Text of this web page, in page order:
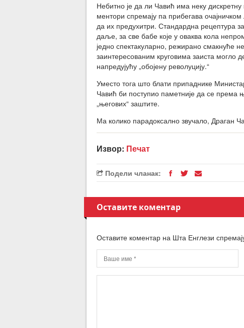
Небитно је да ли Чавић има неку дискретну
ментори спремају па прибегава
да их предухитри. Стандардна рецептура
даље, за све бабе које у оваква кола
једно спектакуларно, режирано смакнуће
заинтересованим круговима заиста
напредујућу „обојену револуцију.“
Уместо тога што блати припаднике
Чавић би поступио паметније да се према
„његових“ заштите.
Ма колико парадоксално звучало, Драган
Извор: Печат
Подели чланак:
Оставите коментар
Оставите коментар на Шта Енглези